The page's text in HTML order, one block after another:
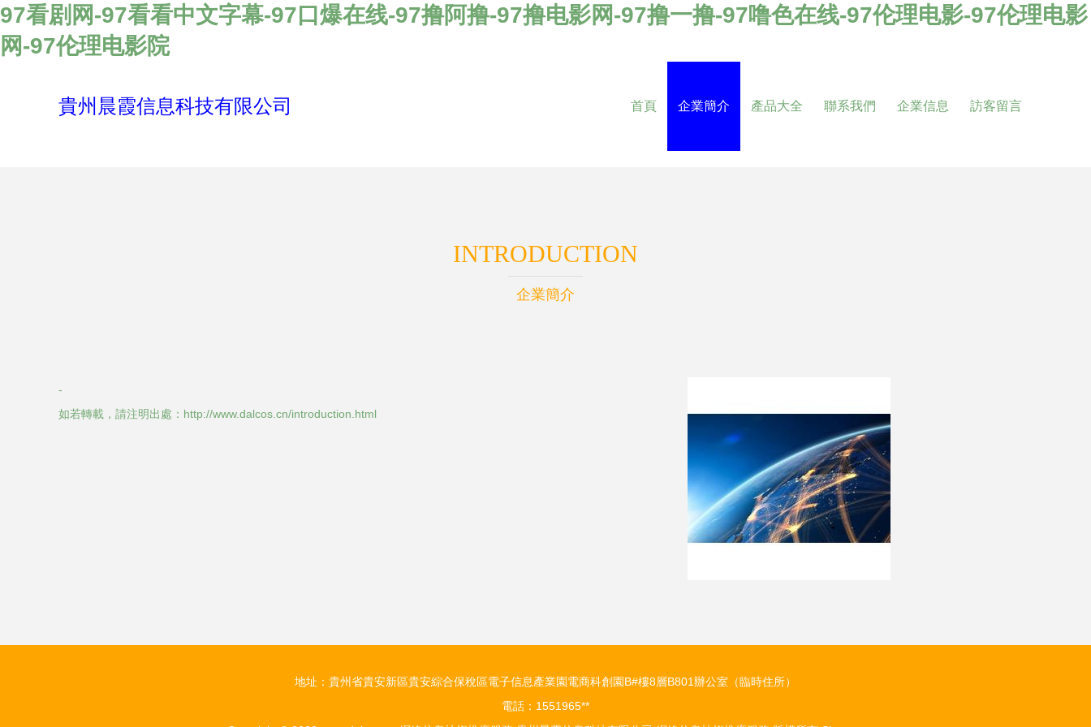
97看剧网-97看看中文字幕-97口爆在线-97撸阿撸-97撸电影网-97撸一撸-97噜色在线-97伦理电影-97伦理电影
网-97伦理电影院
貴州晨霞信息科技有限公司 首頁 企業簡介 產品大全 聯系我們 企業信息 訪客留言
INTRODUCTION
企業簡介
-
如若轉載，請注明出處：http://www.dalcos.cn/introduction.html
地址：貴州省貴安新區貴安綜合保稅區電子信息產業園電商科創園B#樓8層B801辦公室（臨時住所）
電話：1551965**